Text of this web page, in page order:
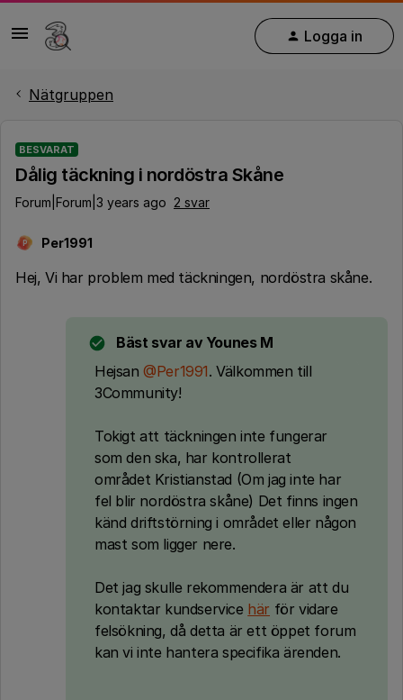
Logga in
Nätgruppen
BESVARAT
Dålig täckning i nordöstra Skåne
Forum|Forum|3 years ago 2 svar
P Per1991
Hej, Vi har problem med täckningen, nordöstra skåne.
Bäst svar av Younes M
Hejsan@Per1991. Välkommen till
3Community!
Tokigt att täckningen inte fungerar
som den ska, har kontrollerat
området Kristianstad (Om jag inte har
fel blir nordöstra skåne) Det finns ingen
känd driftstörning i området eller någon
mast som ligger nere.
Det jag skulle rekommendera är att du
kontaktar kundservice här för vidare
felsökning, då detta är ett öppet forum
kan vi inte hantera specifika ärenden.